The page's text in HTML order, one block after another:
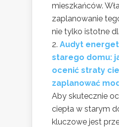
mieszkańców.
zaplanowanie
nie tylko istotne
Audyt
starego domu:
ocenić straty
zaplanować
Aby skutecznie
ciepła w starym
kluczowe jest